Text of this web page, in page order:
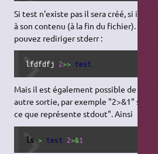
Si test n'existe pas il sera créé, si il
à son contenu (à la fin du fichier). De la
pouvez rediriger stderr :
lfdfdfj 2>> test
Mais il est également possible de
autre sortie, par exemple "2>&1"
ce que représente stdout". Ainsi
ls > test 2>&1